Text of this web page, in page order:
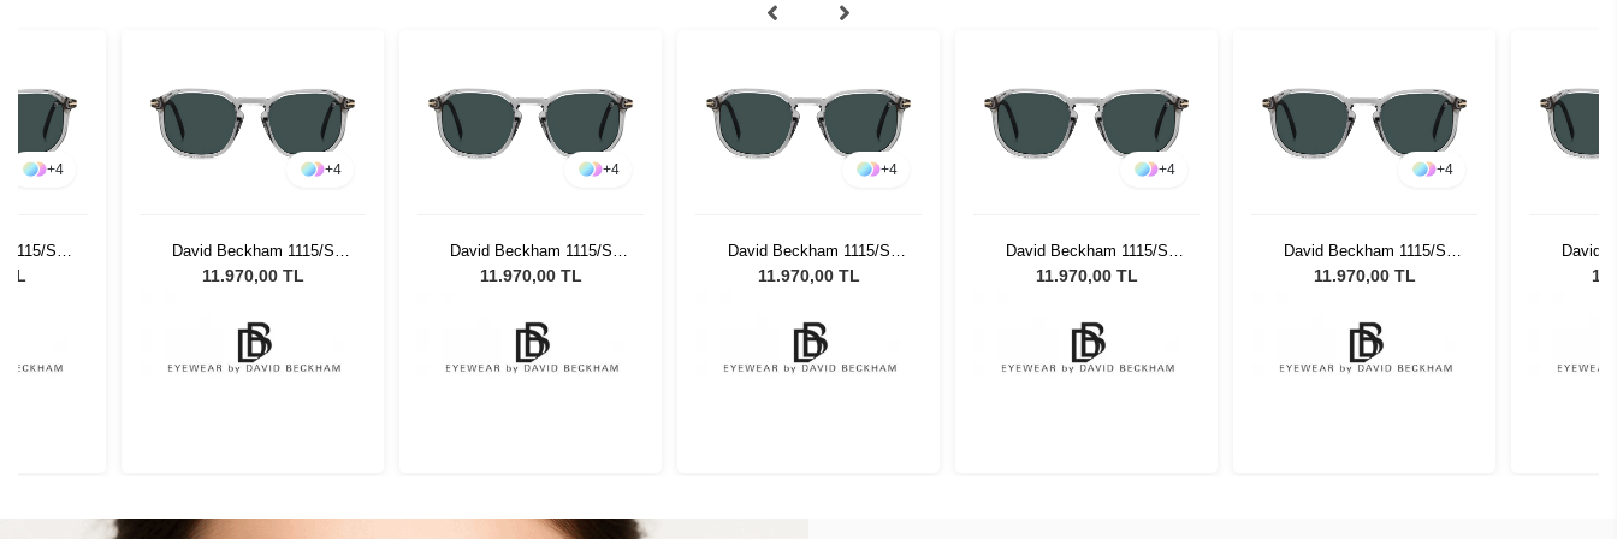
+4
1115/S
Güneş
TL
+4
David Beckham 1115/S
KB7/KU - 52 Unisex Güneş
11.970,00 TL
+4
David Beckham 1115/S
KB7/KU - 52 Unisex Güneş
11.970,00 TL
+4
David Beckham 1115/S
KB7/KU - 52 Unisex Güneş
11.970,00 TL
+4
David Beckham 1115/S
KB7/KU - 52 Unisex Güneş
11.970,00 TL
+4
David Beckham 1115/S
KB7/KU - 52 Unisex Güneş
11.970,00 TL
David
KB7/KU